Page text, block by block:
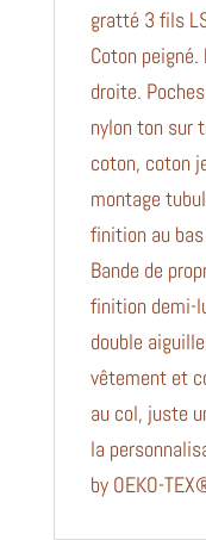
gratté 3 fils
Coton peigné.
droite.
nylon ton sur
coton, coton
montage
finition au
Bande de
finition demi-
double
vêtement et
au col, juste
la
by OEKO-